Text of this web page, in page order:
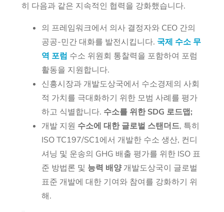
히 다음과 같은 지속적인 협력을 강화했습니다.
의 프레임워크에서 의사 결정자와 CEO 간의
공공-민간 대화를 발전시킵니다. 국제 수소 무
역 포럼 수소 위원회 통찰력을 포함하여 포럼
활동을 지원합니다.
신흥시장과 개발도상국에서 수소경제의 사회
적 가치를 극대화하기 위한 모범 사례를 평가
하고 식별합니다. 수소를 위한 SDG 로드맵;
개발 지원 수소에 대한 글로벌 스탠더드, 특히
ISO TC197/SC1에서 개발한 수소 생산, 컨디
셔닝 및 운송의 GHG 배출 평가를 위한 ISO 표
준 방법론 및 능력 배양개발도상국이 글로벌
표준 개발에 대한 기여와 참여를 강화하기 위
해.